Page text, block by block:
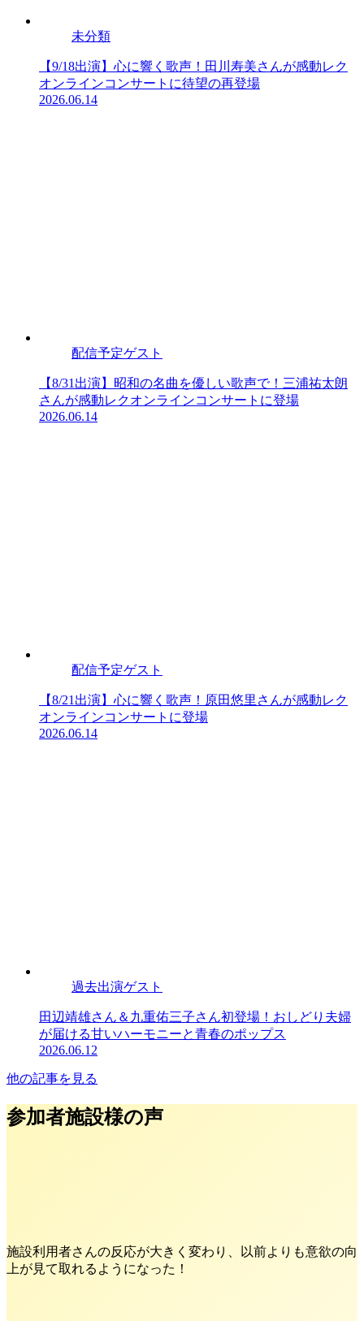
未分類
【9/18出演】心に響く歌声！田川寿美さんが感動レク
オンラインコンサートに待望の再登場
2026.06.14
配信予定ゲスト
【8/31出演】昭和の名曲を優しい歌声で！三浦祐太朗
さんが感動レクオンラインコンサートに登場
2026.06.14
配信予定ゲスト
【8/21出演】心に響く歌声！原田悠里さんが感動レク
オンラインコンサートに登場
2026.06.14
過去出演ゲスト
田辺靖雄さん＆九重佑三子さん初登場！おしどり夫婦
が届ける甘いハーモニーと青春のポップス
2026.06.12
他の記事を見る
参加者施設様の声
施設利用者さんの反応が大きく変わり、以前よりも意欲の向
上が見て取れるようになった！